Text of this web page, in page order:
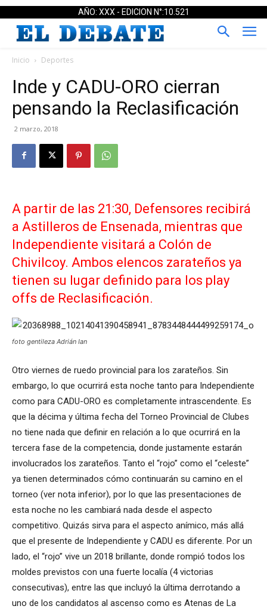
AÑO: XXX - EDICION N°:10.521
Inicio Deportes
Inde y CADU-ORO cierran
pensando la Reclasificación
2 marzo, 2018
A partir de las 21:30, Defensores recibirá
a Astilleros de Ensenada, mientras que
Independiente visitará a Colón de
Chivilcoy. Ambos elencos zarateños ya
tienen su lugar definido para los play
offs de Reclasificación.
foto gentileza Adrián Ian
Otro viernes de ruedo provincial para los zarateños. Sin
embargo, lo que ocurrirá esta noche tanto para Independiente
como para CADU-ORO es completamente intrascendente. Es
que la décima y última fecha del Torneo Provincial de Clubes
no tiene nada que definir en relación a lo que ocurrirá en la
tercera fase de la competencia, donde justamente estarán
involucrados los zarateños. Tanto el “rojo” como el “celeste”
ya tienen determinados cómo continuarán su camino en el
torneo (ver nota inferior), por lo que las presentaciones de
esta noche no les cambiará nada desde el aspecto
competitivo. Quizás sirva para el aspecto anímico, más allá
que el presente de Independiente y CADU es diferente. Por un
lado, el “rojo” vive un 2018 brillante, donde rompió todos los
moldes previstos con una fuerte localía (4 victorias
consecutivas), entre las que incluyó la última derrotando a
uno de los candidatos al ascenso como es Atenas de La